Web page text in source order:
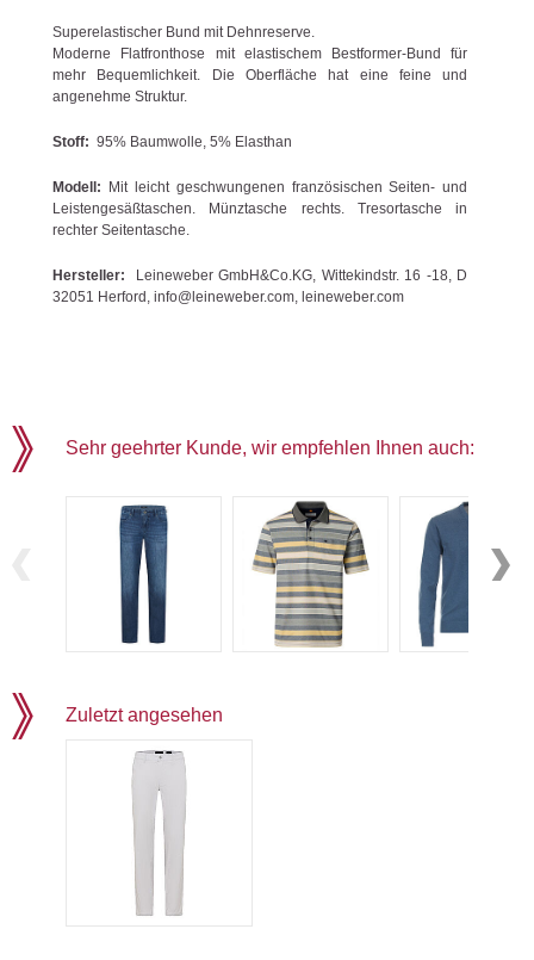
Superelastischer Bund mit Dehnreserve.
Moderne Flatfronthose mit elastischem Bestformer-Bund für
mehr Bequemlichkeit. Die Oberfläche hat eine feine und
angenehme Struktur.
Stoff: 95% Baumwolle, 5% Elasthan
Modell: Mit leicht geschwungenen französischen Seiten- und
Leistengesäßtaschen. Münztasche rechts. Tresortasche in
rechter Seitentasche.
Hersteller: Leineweber GmbH&Co.KG, Wittekindstr. 16 -18, D
32051 Herford, info@leineweber.com, leineweber.com
Sehr geehrter Kunde, wir empfehlen Ihnen auch:
Zuletzt angesehen